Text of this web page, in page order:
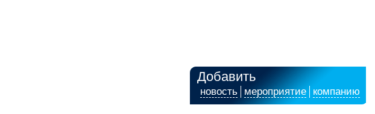
Добавить
новость мероприятие компанию